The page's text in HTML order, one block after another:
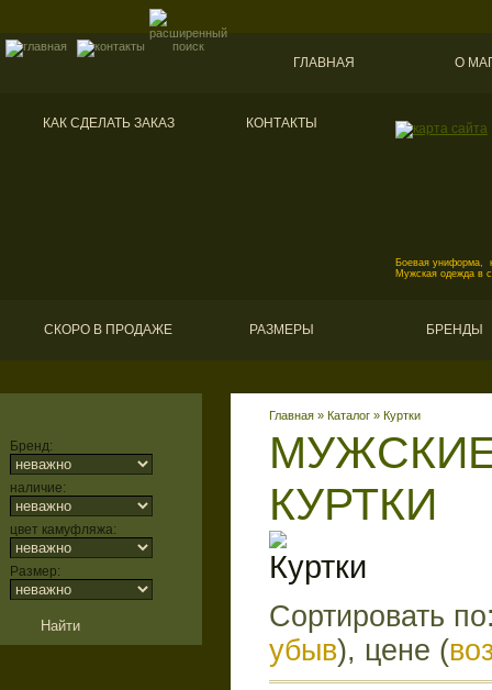
ГЛАВНАЯ О
КАК СДЕЛАТЬ ЗАКАЗ КОНТАКТЫ
Боевая униформа,
Мужская одежда в
СКОРО В ПРОДАЖЕ РАЗМЕРЫ БРЕНДЫ
Бренд:
наличие:
цвет камуфляжа:
Размер:
КУРТКИ
Главная » Каталог » Куртки
Сортировать
убыв), цене (